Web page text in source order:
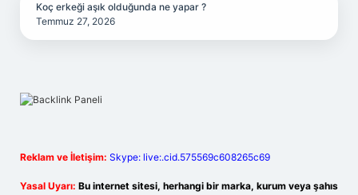
Koç erkeği aşık olduğunda ne yapar ?
Temmuz 27, 2026
Reklam ve İletişim: Skype: live:.cid.575569c608265c69
Yasal Uyarı: Bu internet sitesi, herhangi bir marka, kurum veya şahıs